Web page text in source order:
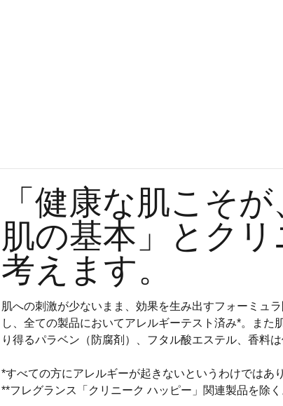
「健康な肌こそ
肌の基本」とクリ
考えます。
肌への刺激が少ないまま、効果を生み出すフォーミュ
し、全ての製品においてアレルギーテスト済み*。また
り得るパラベン（防腐剤）、フタル酸エステル、香料は
*すべての方にアレルギーが起きないというわけではあ
**フレグランス「クリニーク ハッピー」関連製品を除く